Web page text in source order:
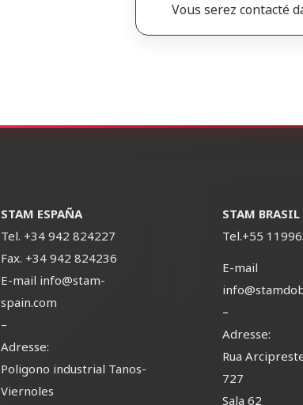
Vous serez contacté
STAM ESPAÑA
Tel. +34 942 824227
Fax. +34 942 824236
E-mail info@stam-
spain.com
–
Adresse:
Poligono industrial Tanos-
Viernoles
STAM BRASIL
Tel.+55
E-mail
–
Adresse:
Rua
727
Sala 62